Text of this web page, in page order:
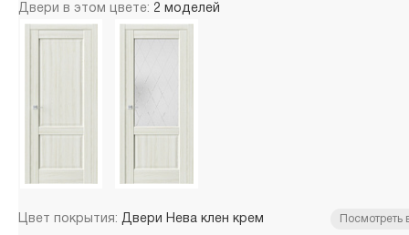
Двери в этом цвете: 2 моделей
Цвет покрытия: Двери Нева клен крем Посмотреть